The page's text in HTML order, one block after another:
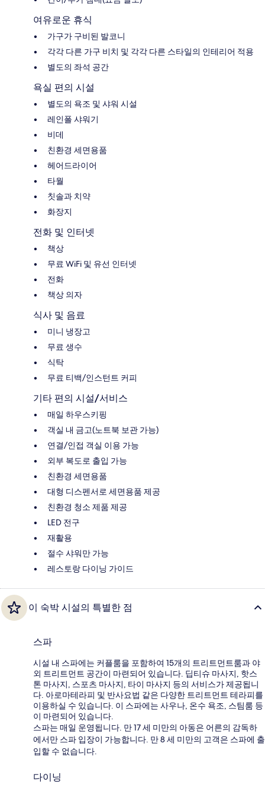
여유로운 휴식
가구가 구비된 발코니
각각 다른 가구 비치 및 각각 다른 스타일의 인테리어 적용
별도의 좌석 공간
욕실 편의 시설
별도의 욕조 및 샤워 시설
레인폴 샤워기
비데
친환경 세면용품
헤어드라이어
타월
칫솔과 치약
화장지
전화 및 인터넷
책상
무료 WiFi 및 유선 인터넷
전화
책상 의자
식사 및 음료
미니 냉장고
무료 생수
식탁
무료 티백/인스턴트 커피
기타 편의 시설/서비스
매일 하우스키핑
객실 내 금고(노트북 보관 가능)
연결/인접 객실 이용 가능
외부 복도로 출입 가능
친환경 세면용품
대형 디스펜서로 세면용품 제공
친환경 청소 제품 제공
LED 전구
재활용
절수 샤워만 가능
레스토랑 다이닝 가이드
이 숙박 시설의 특별한 점
스파
시설 내 스파에는 커플룸을 포함하여 15개의 트리트먼트룸과 야
외 트리트먼트 공간이 마련되어 있습니다. 딥티슈 마사지, 핫스
톤 마사지, 스포츠 마사지, 타이 마사지 등의 서비스가 제공됩니
다. 아로마테라피 및 반사요법 같은 다양한 트리트먼트 테라피를
이용하실 수 있습니다. 이 스파에는 사우나, 온수 욕조, 스팀룸 등
이 마련되어 있습니다.
스파는 매일 운영됩니다. 만 17 세 미만의 아동은 어른의 감독하
에서만 스파 입장이 가능합니다. 만 8 세 미만의 고객은 스파에 출
입할 수 없습니다.
다이닝